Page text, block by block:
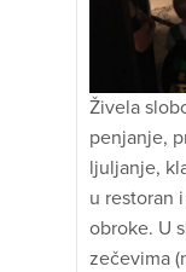
Živela
penjanje,
ljuljanje,
u restoran
obroke. U
zečevima